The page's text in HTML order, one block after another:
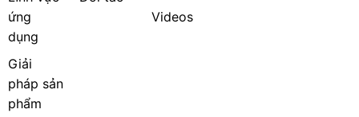
ứng
dụng
Giải
pháp sản
phẩm
Videos